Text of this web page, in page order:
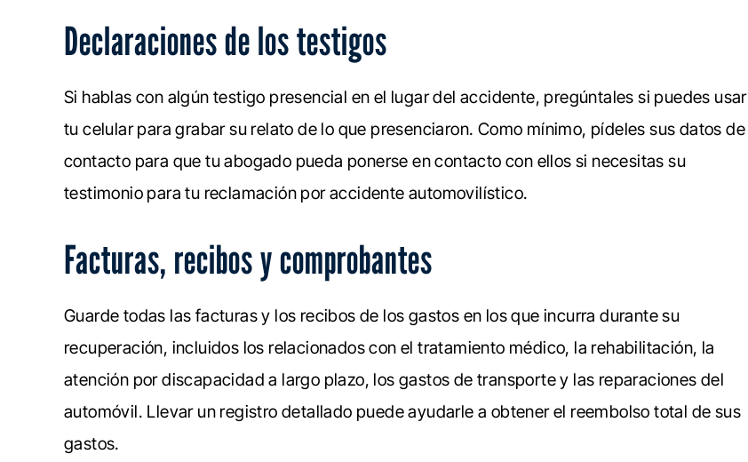
Declaraciones de los testigos
Si hablas con algún testigo presencial en el lugar del accidente, pregúntales si puedes usar
tu celular para grabar su relato de lo que presenciaron. Como mínimo, pídeles sus datos de
contacto para que tu abogado pueda ponerse en contacto con ellos si necesitas su
testimonio para tu reclamación por accidente automovilístico.
Facturas, recibos y comprobantes
Guarde todas las facturas y los recibos de los gastos en los que incurra durante su
recuperación, incluidos los relacionados con el tratamiento médico, la rehabilitación, la
atención por discapacidad a largo plazo, los gastos de transporte y las reparaciones del
automóvil. Llevar un registro detallado puede ayudarle a obtener el reembolso total de sus
gastos.